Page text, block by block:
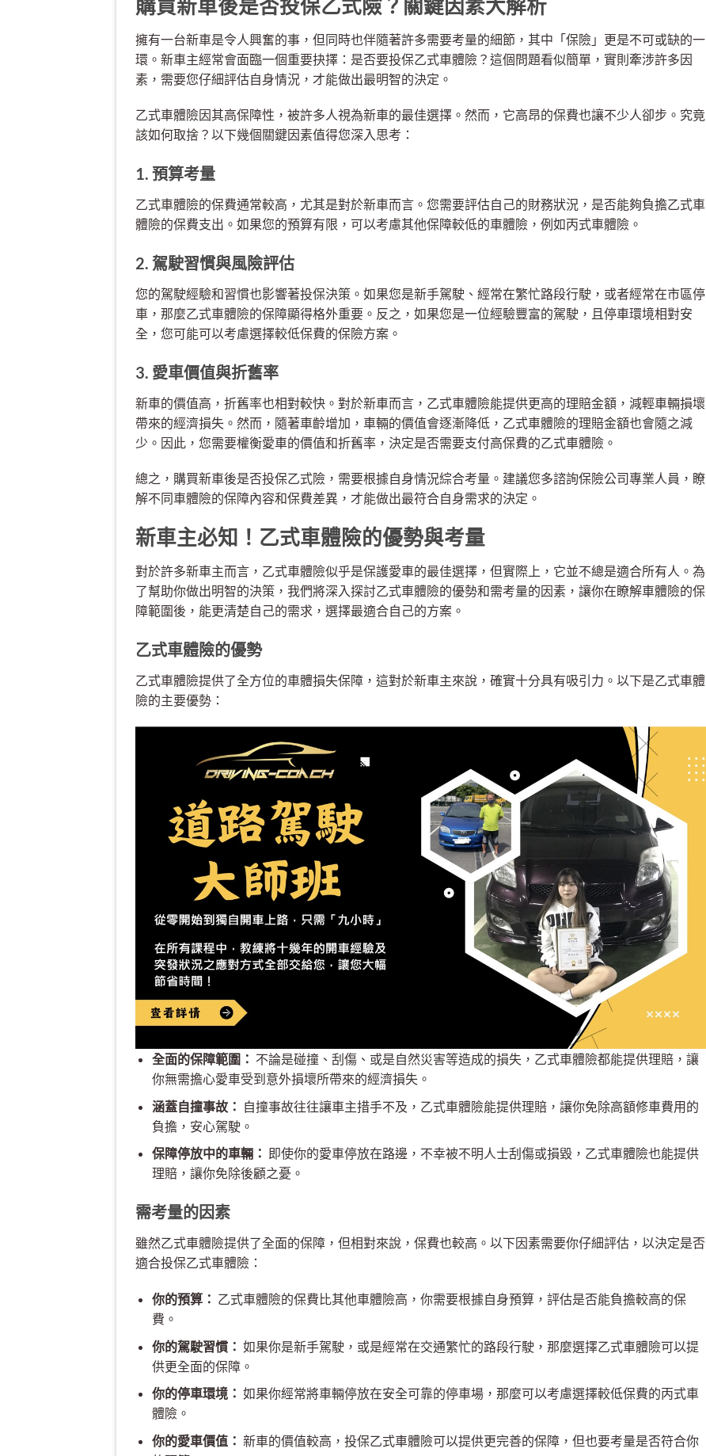
購買新車後是否投保乙式險？關鍵因素大解析
擁有一台新車是令人興奮的事，但同時也伴隨著許多需要考量的細節，其中「保險」更是不可或缺的一
環。新車主經常會面臨一個重要抉擇：是否要投保乙式車體險？這個問題看似簡單，實則牽涉許多因
素，需要您仔細評估自身情況，才能做出最明智的決定。
乙式車體險因其高保障性，被許多人視為新車的最佳選擇。然而，它高昂的保費也讓不少人卻步。究竟
該如何取捨？以下幾個關鍵因素值得您深入思考：
1. 預算考量
乙式車體險的保費通常較高，尤其是對於新車而言。您需要評估自己的財務狀況，是否能夠負擔乙式車
體險的保費支出。如果您的預算有限，可以考慮其他保障較低的車體險，例如丙式車體險。
2. 駕駛習慣與風險評估
您的駕駛經驗和習慣也影響著投保決策。如果您是新手駕駛、經常在繁忙路段行駛，或者經常在市區停
車，那麼乙式車體險的保障顯得格外重要。反之，如果您是一位經驗豐富的駕駛，且停車環境相對安
全，您可能可以考慮選擇較低保費的保險方案。
3. 愛車價值與折舊率
新車的價值高，折舊率也相對較快。對於新車而言，乙式車體險能提供更高的理賠金額，減輕車輛損壞
帶來的經濟損失。然而，隨著車齡增加，車輛的價值會逐漸降低，乙式車體險的理賠金額也會隨之減
少。因此，您需要權衡愛車的價值和折舊率，決定是否需要支付高保費的乙式車體險。
總之，購買新車後是否投保乙式險，需要根據自身情況綜合考量。建議您多諮詢保險公司專業人員，瞭
解不同車體險的保障內容和保費差異，才能做出最符合自身需求的決定。
新車主必知！乙式車體險的優勢與考量
對於許多新車主而言，乙式車體險似乎是保護愛車的最佳選擇，但實際上，它並不總是適合所有人。為
了幫助你做出明智的決策，我們將深入探討乙式車體險的優勢和需考量的因素，讓你在瞭解車體險的保
障範圍後，能更清楚自己的需求，選擇最適合自己的方案。
乙式車體險的優勢
乙式車體險提供了全方位的車體損失保障，這對於新車主來說，確實十分具有吸引力。以下是乙式車體
險的主要優勢：
全面的保障範圍： 不論是碰撞、刮傷、或是自然災害等造成的損失，乙式車體險都能提供理賠，讓
你無需擔心愛車受到意外損壞所帶來的經濟損失。
涵蓋自撞事故： 自撞事故往往讓車主措手不及，乙式車體險能提供理賠，讓你免除高額修車費用的
負擔，安心駕駛。
保障停放中的車輛：
即使你的愛車停放在路邊，不幸被不明人士刮傷或損毀，乙式車體險也能提供
理賠，讓你免除後顧之憂。
需考量的因素
雖然乙式車體險提供了全面的保障，但相對來說，保費也較高。以下因素需要你仔細評估，以決定是否
適合投保乙式車體險：
你的預算： 乙式車體險的保費比其他車體險高，你需要根據自身預算，評估是否能負擔較高的保
費。
你的駕駛習慣： 如果你是新手駕駛，或是經常在交通繁忙的路段行駛，那麼選擇乙式車體險可以提
供更全面的保障。
你的停車環境： 如果你經常將車輛停放在安全可靠的停車場，那麼可以考慮選擇較低保費的丙式車
體險。
你的愛車價值： 新車的價值較高，投保乙式車體險可以提供更完善的保障，但也要考量是否符合你